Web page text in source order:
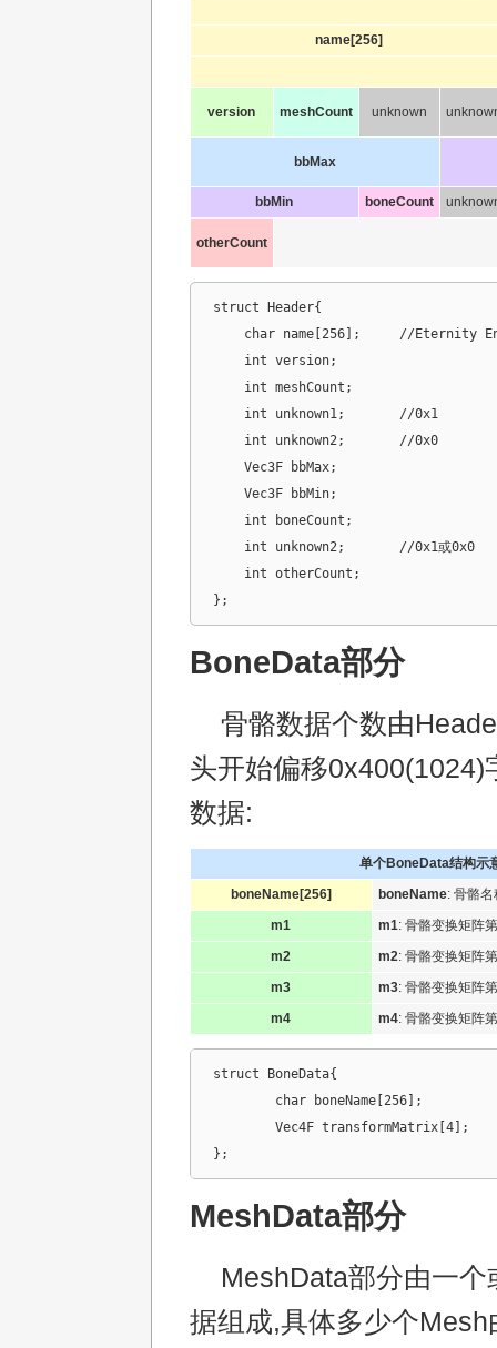
name[256]
version meshCount unknown
bbMax
bbMin boneCount
otherCount
struct Header{
    char name[256];	//Eternity Engine Mesh File 0.1
    int version;
    int meshCount;
    int unknown1;	//0x1
    int unknown2;	//0x0
    Vec3F bbMax;
    Vec3F bbMin;
    int boneCount;
    int unknown2;	//0x1或0x0
    int otherCount;
};
BoneData部分
骨骼数据个数由
头开始偏移0x400(1024)
数据:
单个BoneData结构示
boneName[256]
boneName: 骨骼名
m1
m1: 骨骼变换矩阵
m2
m2: 骨骼变换矩阵
m3
m3: 骨骼变换矩阵
m4
m4: 骨骼变换矩阵
struct BoneData{
};
MeshData部分
MeshData部分由一个
据组成,具体多少个Mesh